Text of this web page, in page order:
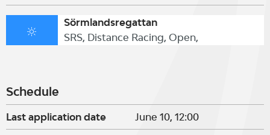
Sörmlandsregattan
SRS, Distance Racing, Open,
Schedule
Last application date June 10, 12:00